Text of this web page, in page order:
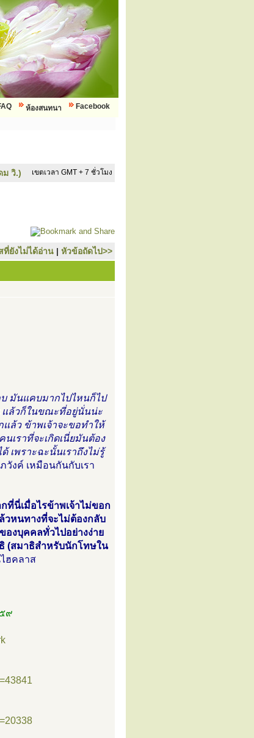
Facebook
ห้องสนทนา
ม วิ.) เขตเวลา GMT + 7 ชั่วโมง
ที่ยังไม่ได้อ่าน | หัวข้อถัดไป>>
มันแคบมากไปไหนก็ไป
แล้วก็ในขณะที่อยู่นั่นน่ะ
แล้ว ข้าพเจ้าจะขอทำให้
เราที่จะเกิดเนี่ยมันต้อง
เพราะฉะนั้นเราถึงไม่รู้
วังค์ เหมือนกันกับเรา
ที่นี่เมื่อไรข้าพเจ้าไม่ขอก
วหนทางที่จะไม่ต้องกลับ
งบุคคลทั่วไปอย่างง่าย
(สมาธิสำหรับนักโทษใน
ฮคลาส
๙